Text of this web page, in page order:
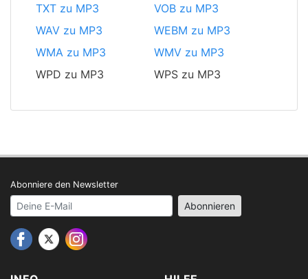
TXT zu MP3
VOB zu MP3
WAV zu MP3
WEBM zu MP3
WMA zu MP3
WMV zu MP3
WPD zu MP3
WPS zu MP3
Abonniere den Newsletter
Your email address Abonnieren